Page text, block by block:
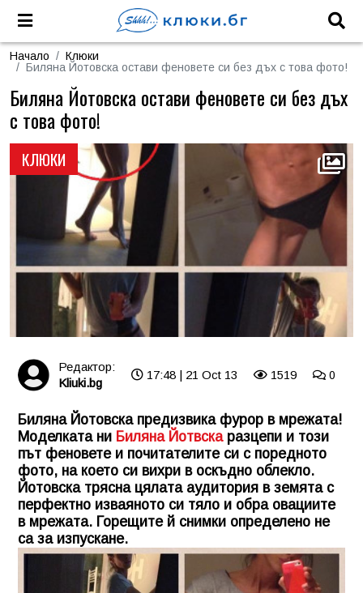
Начало
Клюки
Биляна Йотовска остави феновете си без дъх с това фото!
КЛЮКИ
Биляна Йотовска остави феновете си без дъх
с това фото!
Редактор:
Kliuki.bg
17:48 | 21 Oct 13 1519 0
Биляна Йотовска предизвика фурор в мрежата!
Моделката ни Биляна Йотвска разцепи и този
път феновете и почитателите си с поредното
фото, на което си вихри в оскъдно облекло.
Йотовска трясна цялата аудитория в земята с
перфектно изваяното си тяло и обра овациите
в мрежата. Горещите й снимки определено не
са за изпускане.